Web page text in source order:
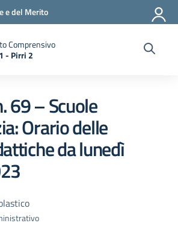
e del Merito
Comprensivo
- Pirri 2
69 – Scuole
Orario delle
da lunedì